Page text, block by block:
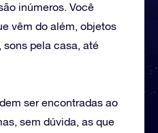
inúmeros. Você
vêm do além, objetos
sons pela casa, até
ser encontradas ao
sem dúvida, as que